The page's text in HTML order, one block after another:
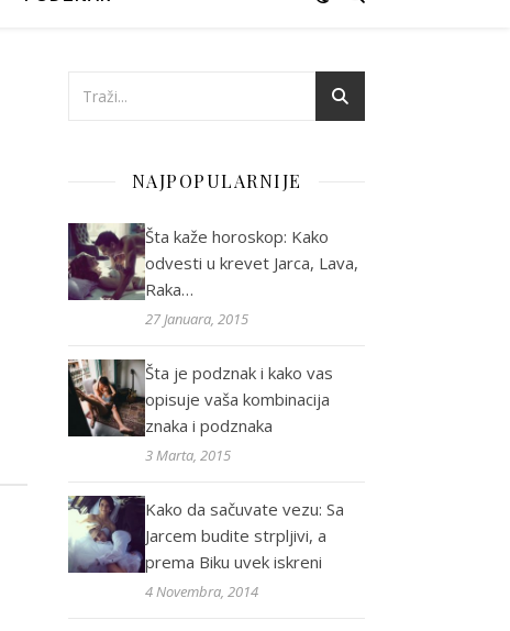
NAJPOPULARNIJE
Šta kaže horoskop: Kako
odvesti u krevet Jarca, Lava,
Raka…
27 Januara, 2015
Šta je podznak i kako vas
opisuje vaša kombinacija
znaka i podznaka
3 Marta, 2015
Kako da sačuvate vezu: Sa
Jarcem budite strpljivi, a
prema Biku uvek iskreni
4 Novembra, 2014